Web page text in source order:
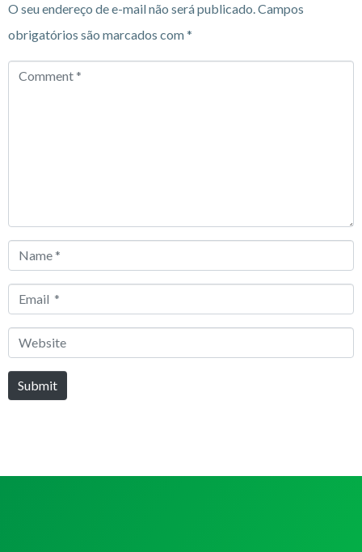
O seu endereço de e-mail não será publicado.Campos
obrigatórios são marcados com*
Comment
Name
Email
Website
Submit